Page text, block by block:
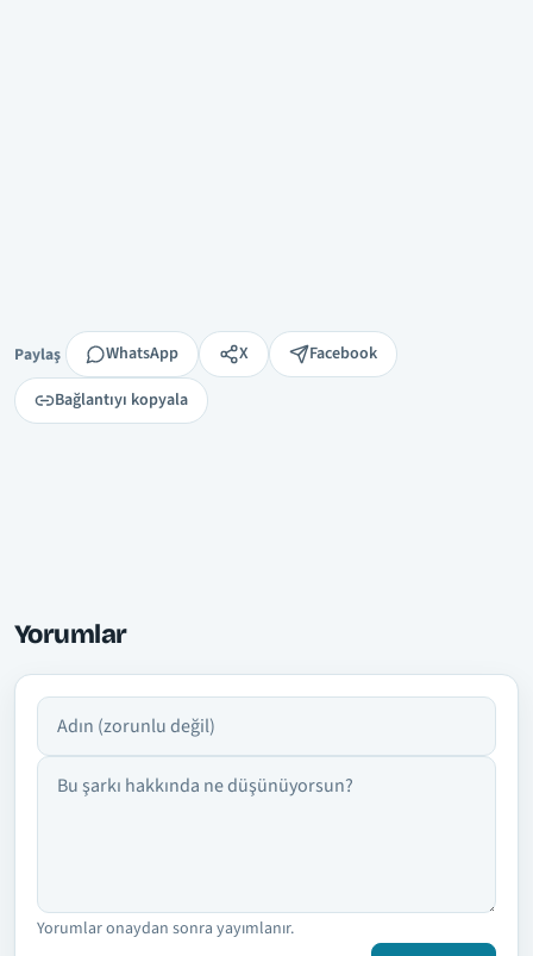
Paylaş
Paylaş WhatsApp X
Facebook
Bağlantıyı kopyala
Yorumlar
Adın
Yorumun
Yorumlar onaydan sonra yayımlanır.